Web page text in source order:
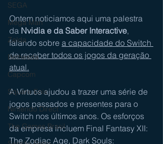
SEGA
Mega Man
Zelda
Bethesda
Capcom
Square Enix
Nintendo Direct
The Games Brasil
Ontem noticiamos aqui uma palestra
da Nvidia e da Saber Interactive,
falando sobre a capacidade do Switch
de receber todos os jogos da geração
atual.
A Virtuos ajudou a trazer uma série de
jogos passados ​​e presentes para o
Switch nos últimos anos. Os esforços
da empresa incluem Final Fantasy XII:
The Zodiac Age, Dark Souls: